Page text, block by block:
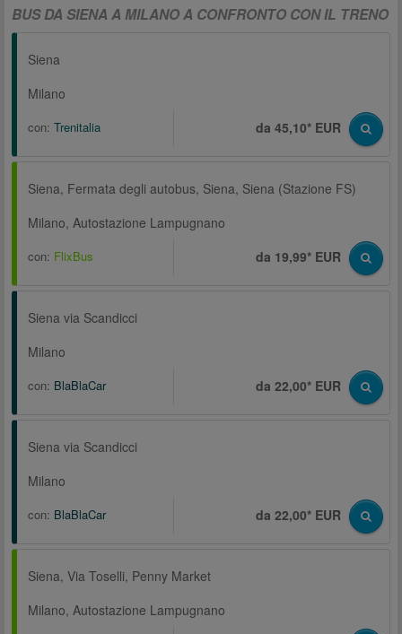
BUS DA SIENA A MILANO A CONFRONTO CON IL TRENO
Siena
Milano
con: Trenitalia da 45,10* EUR
Siena, Fermata degli autobus, Siena, Siena (Stazione FS)
Milano, Autostazione Lampugnano
con: FlixBus da 19,99* EUR
Siena via Scandicci
Milano
con: BlaBlaCar da 22,00* EUR
Siena via Scandicci
Milano
con: BlaBlaCar da 22,00* EUR
Siena, Via Toselli, Penny Market
Milano, Autostazione Lampugnano